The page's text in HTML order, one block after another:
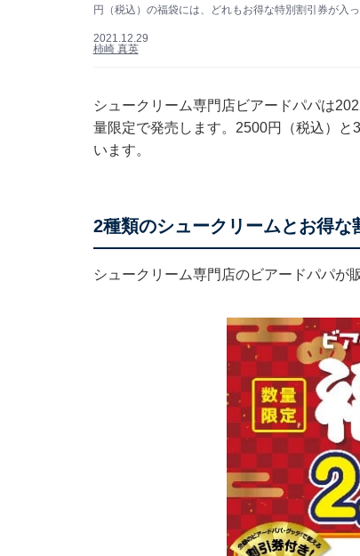
円（税込）の福袋には、どれもお得な特別割引券が入っ
2021.12.29
柿崎 真英
シュークリーム専門店ビアードパパは
量限定で発売します。2500円（税込）
います。
2種類のシュークリームとお得な
シュークリーム専門店のビアードパパが